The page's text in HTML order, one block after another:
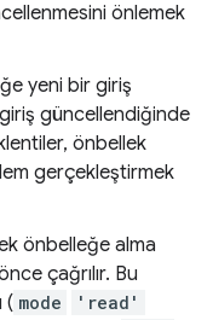
önlemek
yeni bir giriş
güncellendiğinde
önbellek
gerçekleştirmek
önbelleğe alma
çağrılır. Bu
( mode 'read'